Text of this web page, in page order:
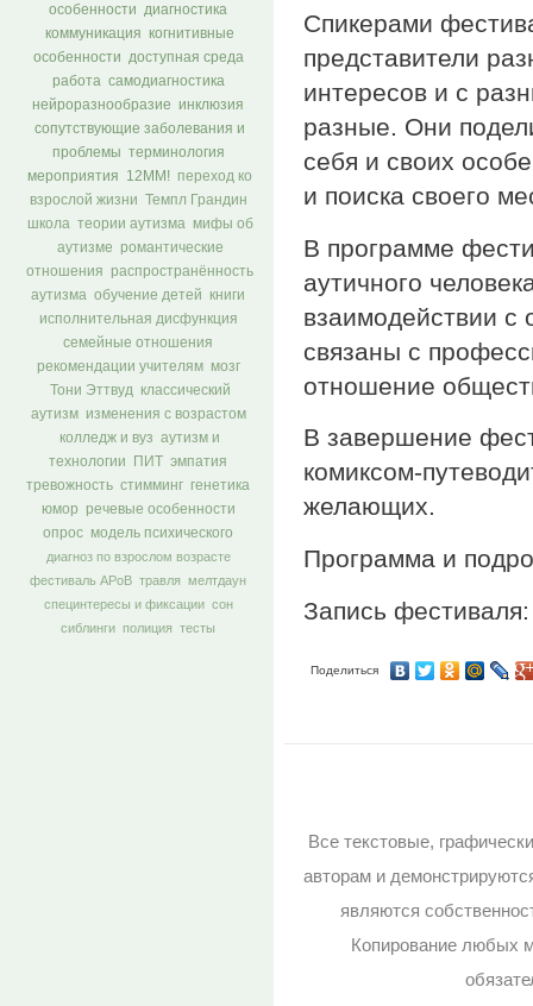
особенности диагностика
коммуникация когнитивные
особенности доступная среда
работа самодиагностика
нейроразнообразие инклюзия
сопутствующие заболевания и
проблемы терминология
мероприятия 12ММ! переход ко
взрослой жизни
Темпл Грандин
школа теории аутизма
мифы об
аутизме
романтические
отношения
распространённость
аутизма обучение детей
книги
исполнительная дисфункция
семейные отношения
рекомендации учителям
мозг
Тони Эттвуд
классический
аутизм
изменения с возрастом
колледж и вуз аутизм и
технологии
ПИТ
эмпатия
тревожность стимминг генетика
юмор
речевые особенности
опрос модель психического
диагноз по взрослом возрасте
фестиваль АРоВ травля мелтдаун
специнтересы и фиксации сон
сиблинги полиция тесты
Спикерами
представители
интересов и с
разные. Они
себя и своих
и поиска своего
В программе
аутичного
взаимодействии
связаны с
отношение
В завершение
комиксом-
желающих.
Программа и
Запись
Поделиться
Все текстовые,
авторам и
являются
Копирование любых